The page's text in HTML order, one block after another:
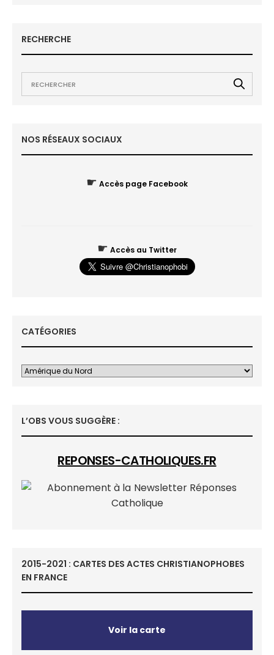
RECHERCHE
NOS RÉSEAUX SOCIAUX
☛ Accès page Facebook
☛ Accès au Twitter
CATÉGORIES
L’OBS VOUS SUGGÈRE :
REPONSES-CATHOLIQUES.FR
2015-2021 : CARTES DES ACTES CHRISTIANOPHOBES
EN FRANCE
Voir la carte